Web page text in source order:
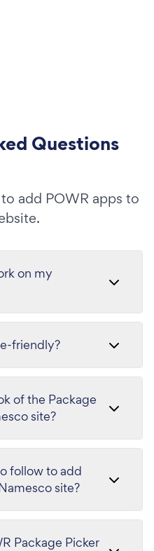
Questions
add POWR apps to
on my
friendly?
of the Package
site?
follow to add
site?
Package Picker